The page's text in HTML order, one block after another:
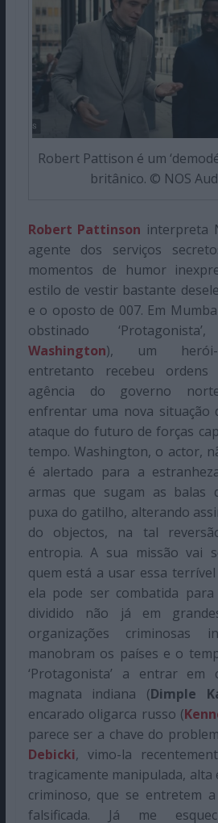
Robert Pattison é um
britânico. © NOS
Robert Pattinson interpreta
agente dos serviços
momentos de humor
estilo de vestir bastante
e o oposto de 007. Em
obstinado
Washington), um herói-
entretanto recebeu
agência do governo
enfrentar uma nova situação
ataque do futuro de forças
tempo. Washington, o actor,
é alertado para a
armas que sugam as balas
puxa do gatilho, alterando
do objectos, na tal
entropia. A sua missão vai
quem está a usar essa
ela pode ser combatida
dividido não já em
organizações criminosas
manobram os países e o
‘Protagonista’ a entrar em
magnata indiana (Dimple
encarado oligarca russo (
parece ser a chave do
Debicki, vimo-la
tragicamente manipulada, alta
criminoso, que se entretem
falsificada. Já me